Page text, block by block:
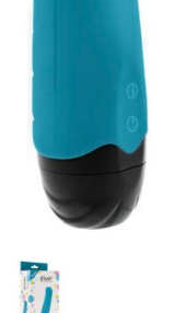
Iniciar Sesión
¿Ha perdido la contraseña?